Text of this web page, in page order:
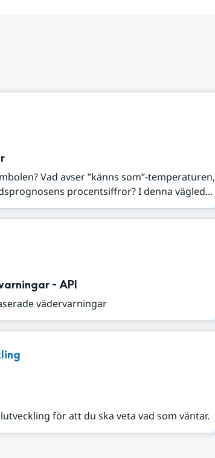
Vad avser ”känns som”-temperaturen,
procentsiffror? I denna vägled...
- API
vädervarningar
för att du ska veta vad som väntar.